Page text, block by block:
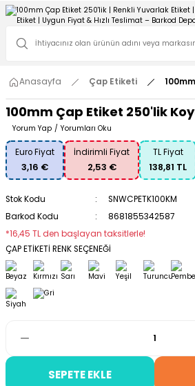
Anasayfa Çap Etiketi
100mm Çap Etiket 250'lik
Yorum Yap / Yorumları Oku
Euro Fiyat
3,16 €
İndirimli Fiyat
2,53 €
TL Fiyat
138,81 TL
Stok Kodu
SNWCPETK100KM
Barkod Kodu
8681855342587
*16,45 TL den başlayan taksitlerle!
ÇAP ETİKETİ RENK SEÇENEĞİ
SEPETE EKLE